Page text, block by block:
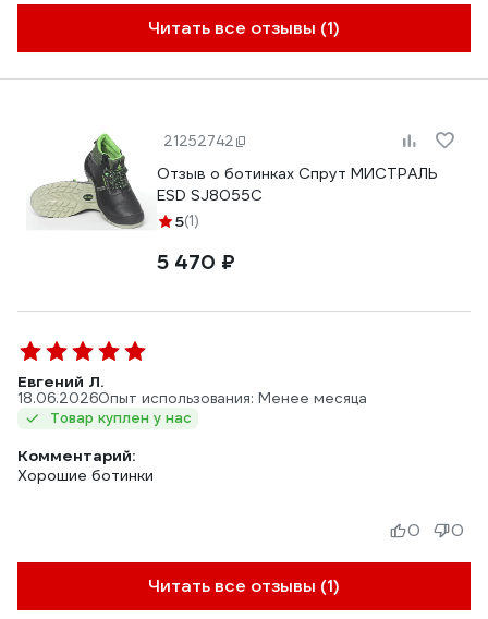
Читать все отзывы (1)
21252742
Отзыв о ботинках Спрут МИСТРАЛЬ
ESD SJ8055C
5(1)
5 470 ₽
Евгений Л.
18.06.2026Опыт использования: Менее месяца
Товар куплен у нас
Комментарий:
Хорошие ботинки
Читать все отзывы (1)
0 0